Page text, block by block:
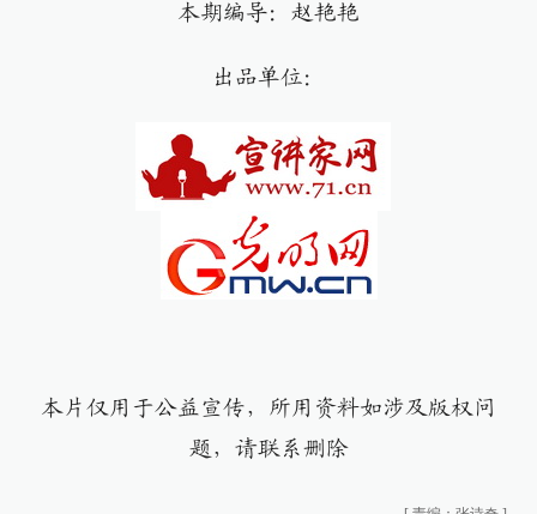
本期编导：赵艳艳
出品单位：
本片仅用于公益宣传，所用资料如涉及版权问
题，请联系删除